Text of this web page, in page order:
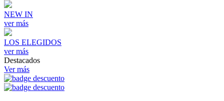
NEW IN
ver más
LOS ELEGIDOS
ver más
Destacados
Ver más